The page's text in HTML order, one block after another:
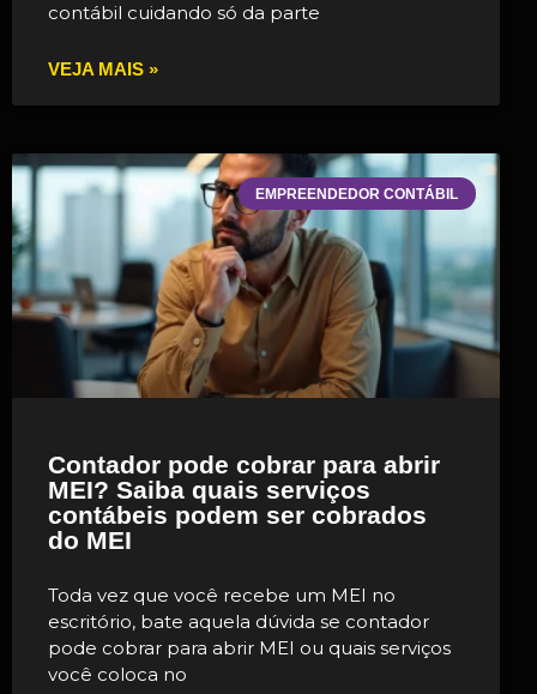
contábil cuidando só da parte
VEJA MAIS »
EMPREENDEDOR CONTÁBIL
Contador pode cobrar para abrir
MEI? Saiba quais serviços
contábeis podem ser cobrados
do MEI
Toda vez que você recebe um MEI no
escritório, bate aquela dúvida se contador
pode cobrar para abrir MEI ou quais serviços
você coloca no